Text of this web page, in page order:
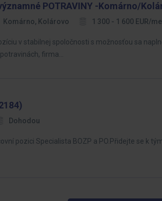
POTRAVINY -Komárno/
Komárno, Kolárovo 1 300 - 1 600 EUR/
v stabilnej spoločnosti s možnosťou sa
firma…
Dohodou
pozici Specialista BOZP a PO.Přidejte se k